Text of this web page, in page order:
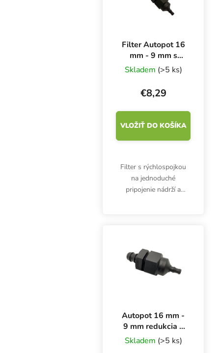
Filter Autopot 16
mm - 9 mm s
rýchlospojkou
(Aquavalve5)
Skladem (>5 ks)
€8,29
VLOŽIŤ DO KOŠÍKA
Filter s rýchlospojkou
na jednoduché
pripojenie nádrží a
jednoduché...
Autopot 16 mm -
9 mm redukcia s
filtrom
(AQUAvalve5)
Skladem (>5 ks)